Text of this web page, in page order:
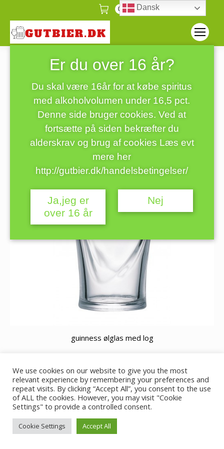
0
øl glas med
Guinness logo
Du er her:
øl glas med Guinness
guinness ølglas med log
© GutBier - 2019
Ejet og ledet af J.Nielsen
We use cookies on our website to give you the most
relevant experience by remembering your preferences and
repeat visits. By clicking “Accept All”, you consent to the use
of ALL the cookies. However, you may visit "Cookie
Settings" to provide a controlled consent.
Cookie Settings Accept All
Dansk
Er du over 16 år?
Du skal være 16år for at købe spiritus
med alkoholvolumen under 16,5 pct.
Denne side bruger cookies. Ved at
fortsætte på siden bekræfter du
alderskrav og brug af cookies Læs evt
mere her
http://gutbier.dk/handelsbetingelser/
Ja,jeg er
over 16 år
Nej